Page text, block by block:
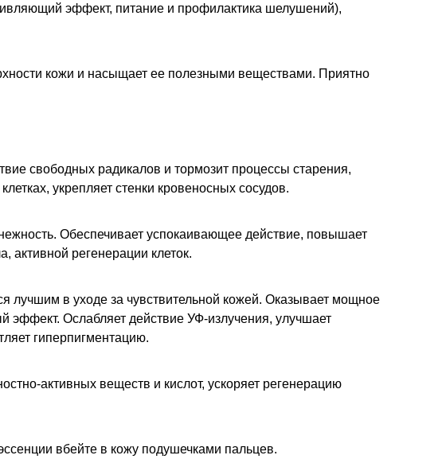
эффект, питание и профилактика шелушений),
кожи и насыщает ее полезными веществами. Приятно
свободных радикалов и тормозит процессы старения,
укрепляет стенки кровеносных сосудов.
Обеспечивает успокаивающее действие, повышает
регенерации клеток.
лучшим в уходе за чувствительной кожей. Оказывает мощное
эффект. Ослабляет действие УФ-излучения, улучшает
гиперпигментацию.
активных веществ и кислот, ускоряет регенерацию
вбейте в кожу подушечками пальцев.